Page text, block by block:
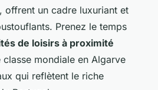
offrent un cadre luxuriant et
Prenez le temps
de loisirs à proximité
mondiale en Algarve
qui reflètent le riche